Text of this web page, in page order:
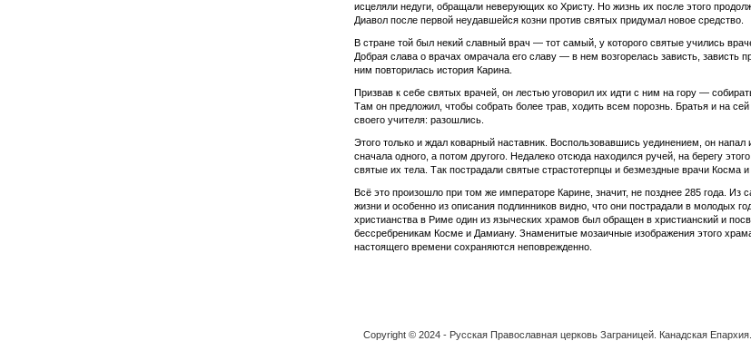
исцеляли недуги, обращали неверующих ко Христу. Но жизнь их после этого
Диавол после первой неудавшейся козни против святых придумал новое средство.
В стране той был некий славный врач — тот самый, у которого святые учились
Добрая слава о врачах омрачала его славу — в нем возгорелась зависть, зависть
ним повторилась история Карина.
Призвав к себе святых врачей, он лестью уговорил их идти с ним на гору —
Там он предложил, чтобы собрать более трав, ходить всем порознь. Братья и на
своего учителя: разошлись.
Этого только и ждал коварный наставник. Воспользовавшись уединением, он напал
сначала одного, а потом другого. Недалеко отсюда находился ручей, на берегу
святые их тела. Так пострадали святые страстотерпцы и безмездные врачи Косма
Всё это произошло при том же императоре Карине, значит, не позднее 285 года. Из
жизни и особенно из описания подлинников видно, что они пострадали в молодых
христианства в Риме один из языческих храмов был обращен в христианский и
бессребреникам Косме и Дамиану. Знаменитые мозаичные изображения этого
настоящего времени сохраняются неповрежденно.
Copyright © 2024 - Русская Православная церковь Заграницей. Канадская